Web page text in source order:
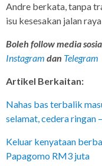
Andre berkata, tanpa
isu kesesakan jalan
Boleh follow media
Instagram dan Telegram
Artikel Berkaitan:
Nahas bas terbalik
selamat, cedera ringan
Keluar kenyataan
Papagomo RM3 juta